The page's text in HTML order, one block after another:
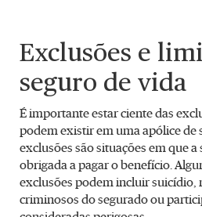
Exclusões e
seguro de vida
É importante estar ciente das
podem existir em uma apólice de
exclusões são situações em que a
obrigada a pagar o benefício.
exclusões podem incluir suicídio,
criminosos do segurado ou